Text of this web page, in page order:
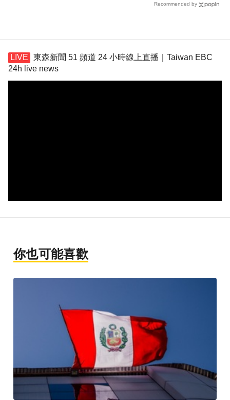
Recommended by
東森新聞 51 頻道 24 小時線上直播｜Taiwan EBC
24h live news
你也可能喜歡